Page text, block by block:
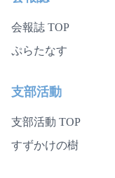
会報誌 TOP
ぷらたなす
支部活動
支部活動 TOP
すずかけの樹